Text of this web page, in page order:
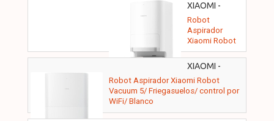
XIAOMI -
BHR8124EU
Robot
Aspirador
Xiaomi Robot
Vacuum X20+/
Friegasuelos/
control por
WiFi/ Blanco
XIAOMI -
BHR0834EU
Robot Aspirador Xiaomi Robot
Vacuum 5/ Friegasuelos/ control por
WiFi/ Blanco